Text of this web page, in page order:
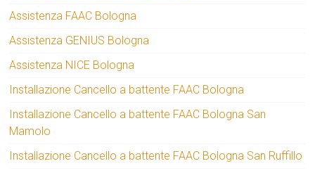
Assistenza FAAC Bologna
Assistenza GENIUS Bologna
Assistenza NICE Bologna
Installazione Cancello a battente FAAC Bologna
Installazione Cancello a battente FAAC Bologna San
Mamolo
Installazione Cancello a battente FAAC Bologna San Ruffillo